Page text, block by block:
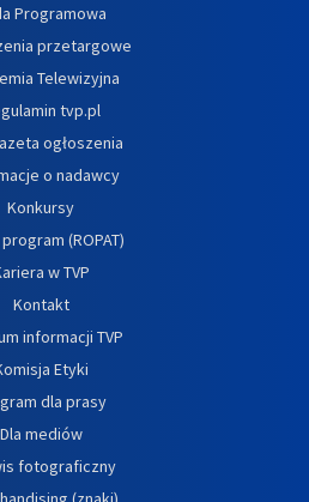
Programowa
przetargowe
Telewizyjna
tvp.pl
ogłoszenia
o nadawcy
Konkursy
(ROPAT)
w TVP
Kontakt
informacji TVP
Etyki
dla prasy
Dla mediów
fotograficzny